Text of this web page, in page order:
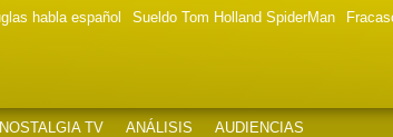
habla español Sueldo Tom Holland SpiderMan
NOSTALGIA TV ANÁLISIS AUDIENCIAS